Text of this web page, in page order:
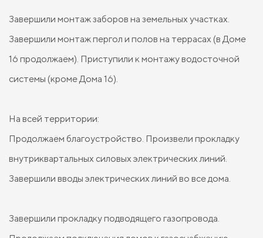
Завершили монтаж заборов на земельных участках.
Завершили монтаж пергол и полов на террасах (в Доме
16 продолжаем). Приступили к монтажу водосточной
системы (кроме Дома 16).
На всей территории:
Продолжаем благоустройство. Произвели прокладку
внутриквартальных силовых электрических линий.
Завершили вводы электрических линий во все дома.
Завершили прокладку подводящего газопровода.